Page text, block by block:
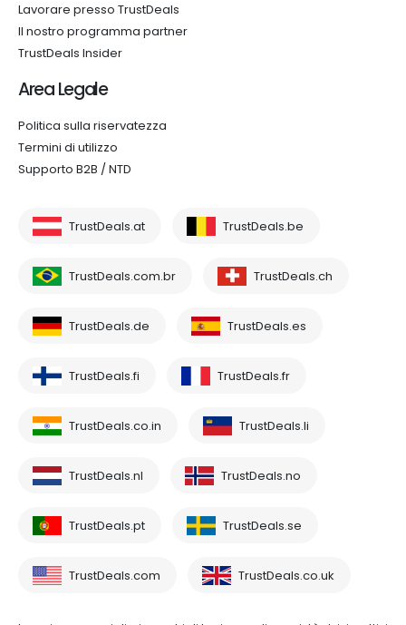
Lavorare presso TrustDeals
Il nostro programma partner
TrustDeals Insider
Area Legale
Politica sulla riservatezza
Termini di utilizzo
Supporto B2B / NTD
TrustDeals.at TrustDeals.be
TrustDeals.com.br TrustDeals.ch
TrustDeals.de TrustDeals.es
TrustDeals.fi TrustDeals.fr
TrustDeals.co.in TrustDeals.li
TrustDeals.nl TrustDeals.no
TrustDeals.pt TrustDeals.se
TrustDeals.com TrustDeals.co.uk